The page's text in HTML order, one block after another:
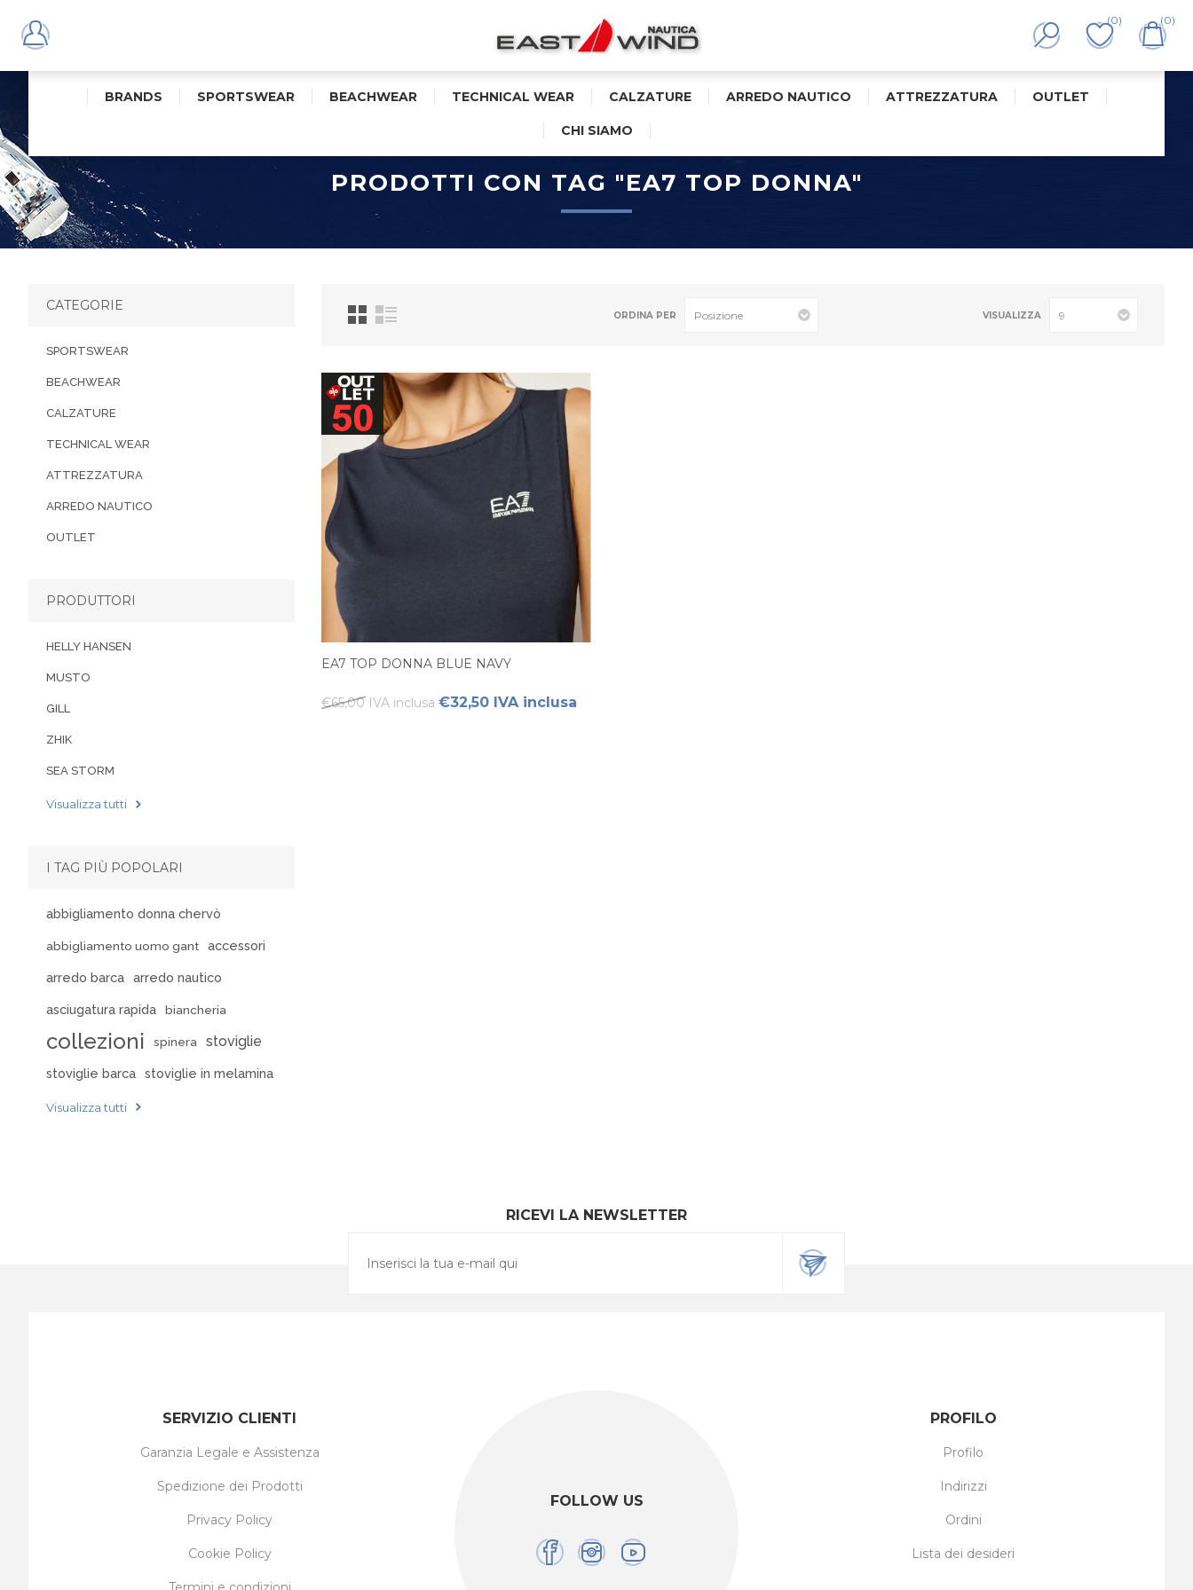
(0) (0)
BRANDS SPORTSWEAR BEACHWEAR TECHNICAL WEAR CALZATURE ARREDO NAUTICO ATTREZZATURA OUTLET
CHI SIAMO
PRODOTTI CON TAG "EA7 TOP DONNA"
ORDINA PER VISUALIZZA
EA7 TOP DONNA BLUE NAVY
€65,00 IVA inclusa €32,50 IVA inclusa
CATEGORIE
SPORTSWEAR
BEACHWEAR
CALZATURE
TECHNICAL WEAR
ATTREZZATURA
ARREDO NAUTICO
OUTLET
PRODUTTORI
HELLY HANSEN
MUSTO
GILL
ZHIK
SEA STORM
Visualizza tutti
I TAG PIÙ POPOLARI
abbigliamento donna chervò
abbigliamento uomo gant accessori
arredo barca arredo nautico
asciugatura rapida biancheria
collezioni spinera stoviglie
stoviglie barca stoviglie in melamina
Visualizza tutti
RICEVI LA NEWSLETTER
FOLLOW US
SERVIZIO CLIENTI
Garanzia Legale e Assistenza
Spedizione dei Prodotti
Privacy Policy
Cookie Policy
PROFILO
Profilo
Indirizzi
Ordini
Lista dei desideri